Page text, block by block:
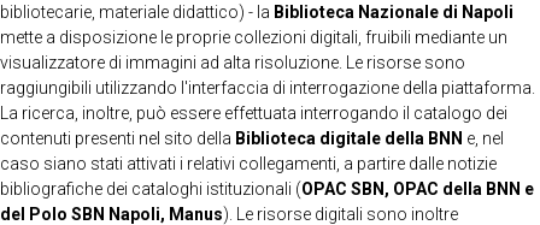
bibliotecarie, materiale didattico) - la Biblioteca Nazionale di Napoli
mette a disposizione le proprie collezioni digitali, fruibili mediante un
visualizzatore di immagini ad alta risoluzione. Le risorse sono
raggiungibili utilizzando l'interfaccia di interrogazione della piattaforma.
La ricerca, inoltre, può essere effettuata interrogando il catalogo dei
contenuti presenti nel sito della Biblioteca digitale della BNN e, nel
caso siano stati attivati i relativi collegamenti, a partire dalle notizie
bibliografiche dei cataloghi istituzionali (OPAC SBN, OPAC della BNN e
del Polo SBN Napoli, Manus). Le risorse digitali sono inoltre